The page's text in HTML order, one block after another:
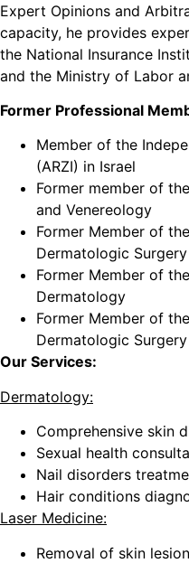
Expert Opinions and
capacity, he provides
the National Insurance
and the Ministry of Labor
Former Professional
Member of the
(ARZI) in Israel
Former member of
and Venereology
Former Member of
Dermatologic Surgery
Former Member of
Dermatology
Former Member of
Dermatologic Surgery
Our Services:
Dermatology:
Comprehensive skin
Sexual health
Nail disorders
Hair conditions
Laser Medicine:
Removal of skin